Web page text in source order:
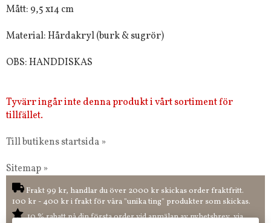
Mått: 9,5 x14 cm
Material: Hårdakryl (burk & sugrör)
OBS: HANDDISKAS
Tyvärr ingår inte denna produkt i vårt sortiment för
tillfället.
Till butikens startsida »
Sitemap »
Frakt 99 kr, handlar du över 2000 kr skickas order fraktfritt.
100 kr - 400 kr i frakt för våra "unika ting" produkter som skickas.
10 % rabatt på din första order vid anmälan av nyhetsbrev, via